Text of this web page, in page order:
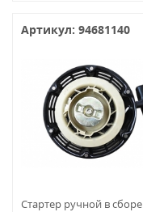
Артикул: 94681140
Стартер ручной в сборе